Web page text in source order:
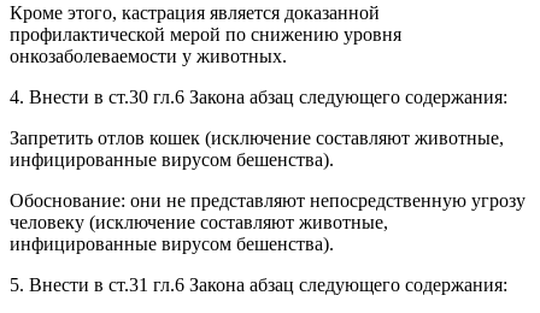
Кроме этого, кастрация является доказанной
профилактической мерой по снижению уровня
онкозаболеваемости у животных.
4. Внести в ст.30 гл.6 Закона абзац следующего содержания:
Запретить отлов кошек (исключение составляют животные,
инфицированные вирусом бешенства).
Обоснование: они не представляют непосредственную угрозу
человеку (исключение составляют животные,
инфицированные вирусом бешенства).
5. Внести в ст.31 гл.6 Закона абзац следующего содержания: